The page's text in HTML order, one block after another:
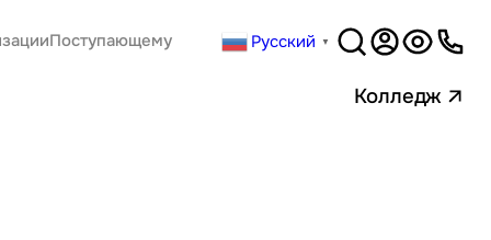
Поступающему Русский ▼
Версия
для
Колледж